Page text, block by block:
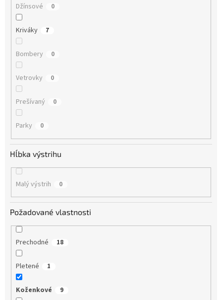
Džínsové 0
Kriváky 7
Bombery 0
Vetrovky 0
Prešívaný 0
Parky 0
Hĺbka výstrihu
Malý výstrih 0
Požadované vlastnosti
Prechodné 18
Pletené 1
Koženkové 9